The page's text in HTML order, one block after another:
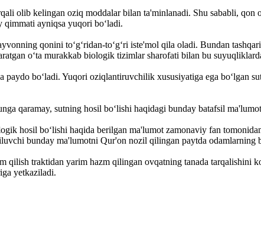
olib kelingan oziq moddalar bilan ta'minlanadi. Shu sababli,
qimmati ayniqsa yuqori bo‘ladi.
qonini to‘g‘ridan-to‘g‘ri iste'mol qila oladi. Bundan
o‘ta murakkab biologik tizimlar sharofati bilan bu
bo‘ladi. Yuqori oziqlantiruvchilik xususiyatiga ega bo‘lgan
qaramay, sutning hosil bo‘lishi haqidagi bunday batafsil
hosil bo‘lishi haqida berilgan ma'lumot zamonaviy fan
bunday ma'lumotni Qur'on nozil qilingan paytda odamlarning
qilish traktidan yarim hazm qilingan ovqatning tanada tarqalishini
yetkaziladi.